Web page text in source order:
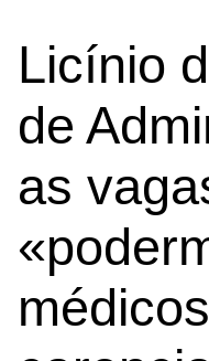
Licínio
de
as